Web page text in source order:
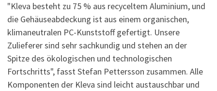
"Kleva besteht zu 75 % aus recyceltem Aluminium, und
die Gehäuseabdeckung ist aus einem organischen,
klimaneutralen PC-Kunststoff gefertigt. Unsere
Zulieferer sind sehr sachkundig und stehen an der
Spitze des ökologischen und technologischen
Fortschritts", fasst Stefan Pettersson zusammen. Alle
Komponenten der Kleva sind leicht austauschbar und